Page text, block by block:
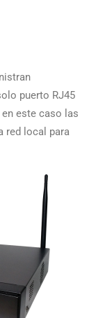
puerto RJ45
este caso las
red local para